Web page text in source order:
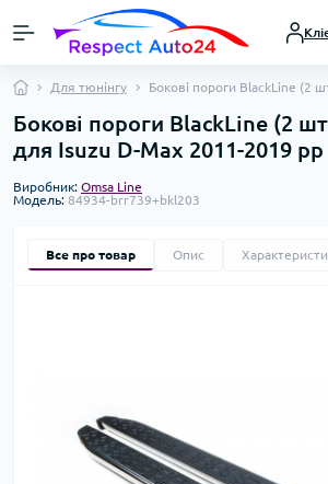
Для тюнінгу Бокові пороги BlackLine (2
Бокові пороги BlackLine (2
для Isuzu D-Max 2011-2019 рр
Виробник: Omsa Line
Модель: 84934-brr739+bkl203
Все про товар Опис